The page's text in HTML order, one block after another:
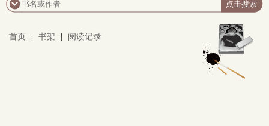
首页 书架 阅读记录